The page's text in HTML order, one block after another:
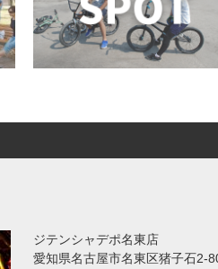
ジテンシャデポ名東店
愛知県名古屋市名東区猪子石2-